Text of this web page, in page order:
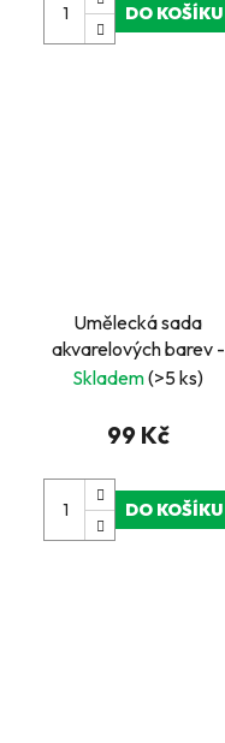
DO KOŠÍKU
Umělecká sada
akvarelových barev -
zvířata
Skladem(>5 ks)
99 Kč
DO KOŠÍKU